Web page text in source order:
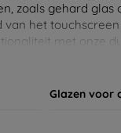
zoals gehard glas
het
met onze
Glazen voor